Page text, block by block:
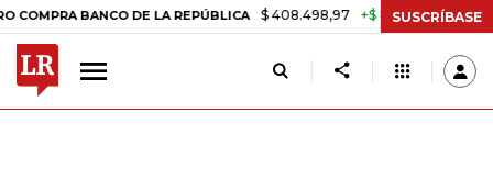
BANCO DE LA REPÚBLICA $ 408.498,97 +$ 8.753,81 +2,19%
SUSCRÍBASE